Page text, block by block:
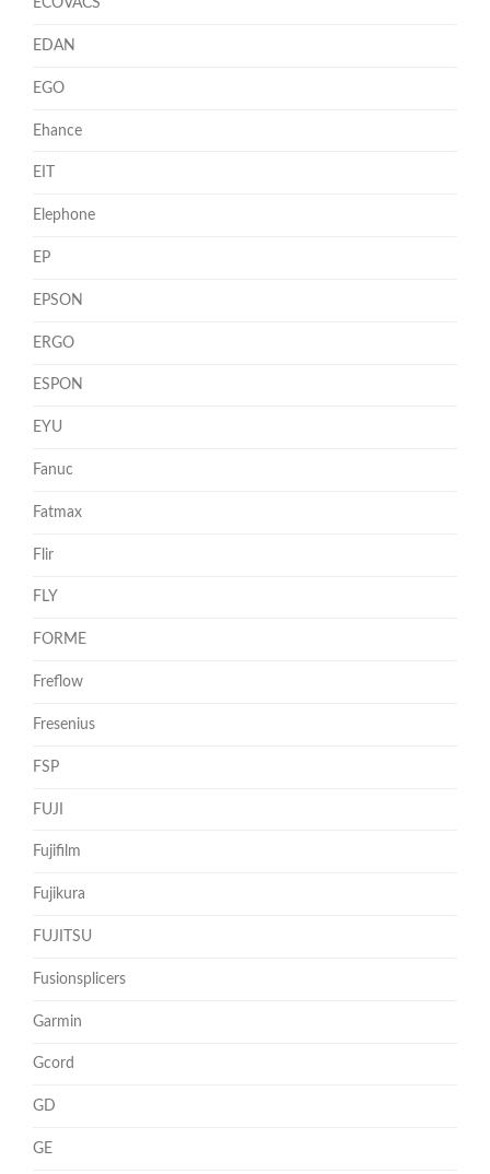
ECOVACS
EDAN
EGO
Ehance
EIT
Elephone
EP
EPSON
ERGO
ESPON
EYU
Fanuc
Fatmax
Flir
FLY
FORME
Freflow
Fresenius
FSP
FUJI
Fujifilm
Fujikura
FUJITSU
Fusionsplicers
Garmin
Gcord
GD
GE